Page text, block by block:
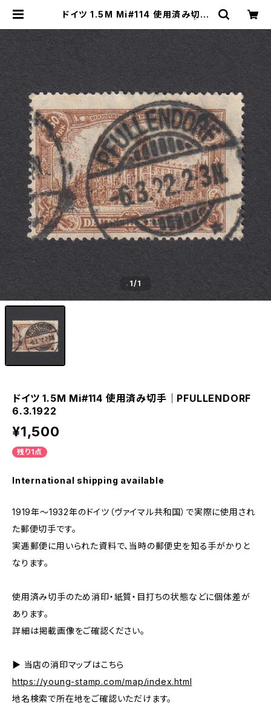
ドイツ 1.5M Mi#114 使用済み切手
ングスタンプのネットショップ | You
ng Stamp
1/1
ドイツ 1.5M Mi#114 使用済み切手｜PFULLENDORF
6.3.1922
¥1,500
残り1点
International shipping available
1919年～1932年のドイツ（ヴァイマル共和国）で実際に使用され
た郵便切手です。
実逓郵便に用いられた資料で、当時の郵便史を知る手がかりと
なります。
使用済み切手のため消印・紙質・目打ちの状態などに個体差が
あります。
詳細は掲載画像をご確認ください。
▶ 当店の消印マップはこちら
https://young-stamp.com/map/index.html
地名検索で所在地をご確認いただけます。